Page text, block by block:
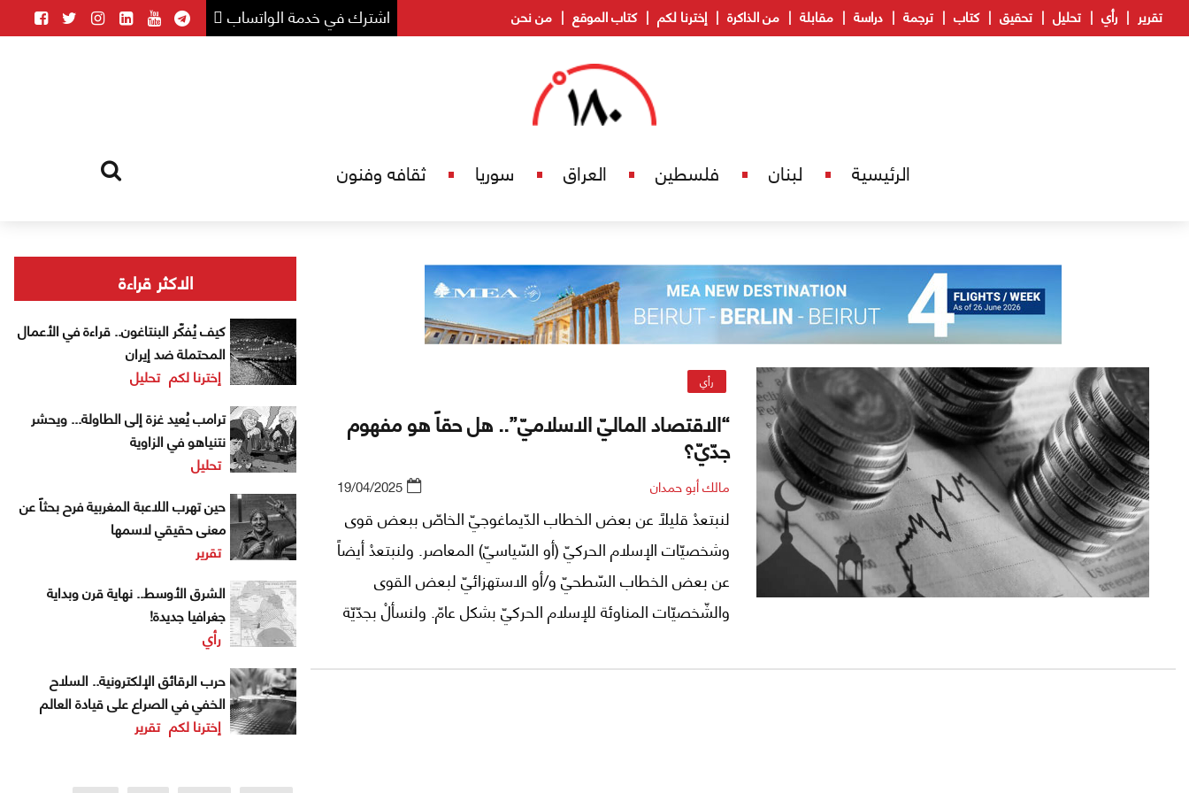
اشترك في خدمة الواتساب تقرير رأي تحليل تحقيق كتاب ترجمة دراسة مقابلة من الذاكرة إخترنا لكم كتاب الموقع من نحن
الرئيسية لبنان فلسطين العراق سوريا ثقافه وفنون
رأي
“الاقتصاد الماليّ الاسلاميّ”.. هل حقاً هو مفهوم
جدّيّ؟
مالك أبو حمدان 19/04/2025
لنبتعدْ قليلاً عن بعض الخطاب الدّيماغوجيّ الخاصّ ببعض قوى
وشخصيّات الإسلام الحركيّ (أو السّياسيّ) المعاصر. ولنبتعدْ أيضاً
عن بعض الخطاب السّطحيّ و/أو الاستهزائيّ لبعض القوى
والشّخصيّات المناوئة للإسلام الحركيّ بشكل عامّ. ولنسألْ بجدّيّة
مفهوم جدّيّ لـ"اقتصاد اسلاميّ" (أو "اقتصاد ماليّ اسلاميّ")..
الاكثر قراءة
كيف يُفكّر البنتاغون.. قراءة في الأعمال
المحتملة ضد إيران
إخترنا لكم تحليل
ترامب يُعيد غزة إلى الطاولة... ويحشر
نتنياهو في الزاوية
تحليل
حين تهرب اللاعبة المغربية فرح بحثاً عن
معنى حقيقي لاسمها
تقرير
الشرق الأوسط.. نهاية قرن وبداية
جغرافيا جديدة!
رأي
حرب الرقائق الإلكترونية.. السلاح
الخفي في الصراع على قيادة العالم
إخترنا لكم تقرير